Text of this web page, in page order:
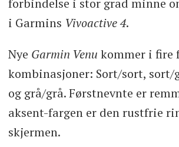
forbindelse i stor grad minne
i Garmins Vivoactive 4.
Nye Garmin Venu kommer i fire
kombinasjoner: Sort/sort,
og grå/grå. Førstnevnte er
aksent-fargen er den rustfrie
skjermen.